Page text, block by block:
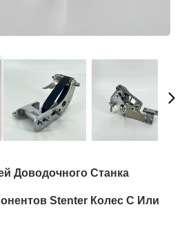
Доводочного Станка
Stenter Колес С Или